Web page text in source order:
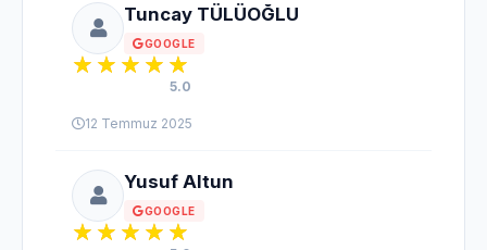
Tuncay TÜLÜOĞLU
GOOGLE
5.0
12 Temmuz 2025
Yusuf Altun
GOOGLE